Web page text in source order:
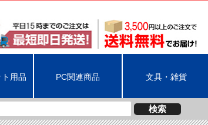
用品 PC関連商品 文具・雑貨
検索